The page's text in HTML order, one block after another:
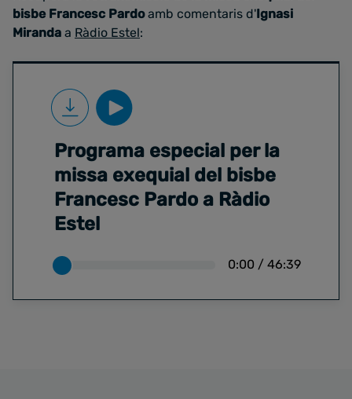
bisbe Francesc Pardoamb comentaris d'Ignasi
Miranda a Ràdio Estel:
Programa especial per la
missa exequial del bisbe
Francesc Pardo a Ràdio
Estel
0:00 / 46:39